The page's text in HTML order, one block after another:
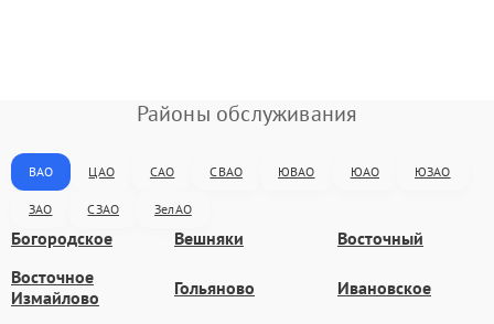
Районы обслуживания
ВАО ЦАО САО СВАО ЮВАО ЮАО ЮЗАО
ЗАО СЗАО ЗелАО
Богородское Вешняки
Восточный
Восточное
Измайлово
Гольяново Ивановское